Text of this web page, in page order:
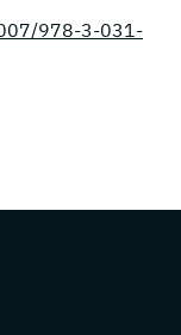
978-3-031-